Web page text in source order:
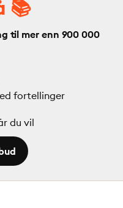
📚
til mer enn 900 000
fortellinger
du vil